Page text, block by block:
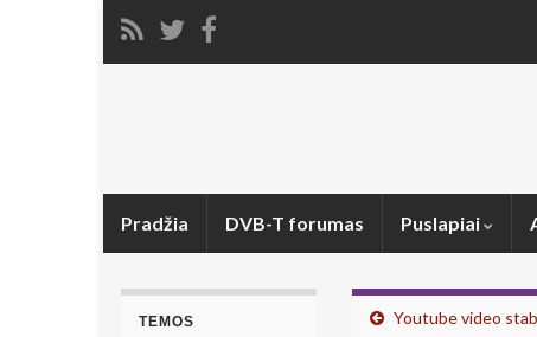
Pradžia DVB-T forumas Puslapiai
Youtube video
TEMOS